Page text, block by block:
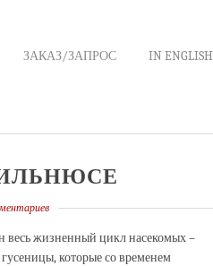
ЗАКАЗ/ЗАПРОС IN ENGLISH
весь жизненный цикл насекомых –
которые со временем